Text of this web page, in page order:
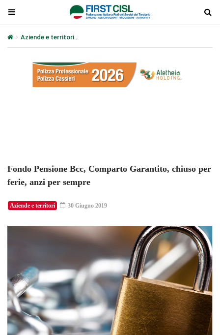
Aziende e territori
Fondo Pensione Bcc, Comparto Garantito, chiuso per
ferie, anzi per sempre
Aziende e territori 30 Giugno 2019